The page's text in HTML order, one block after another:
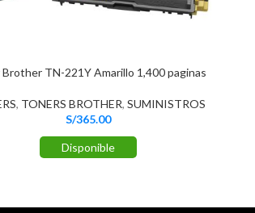
TN-221Y Amarillo 1,400 paginas
, TONERS BROTHER, SUMINISTROS
S/365.00
Disponible